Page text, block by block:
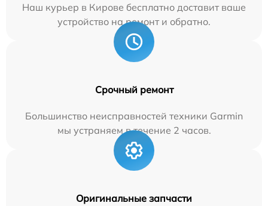
Наш курьер в Кирове бесплатно доставит ваше
устройство на ремонт и обратно.
Срочный ремонт
Большинство неисправностей техники Garmin
мы устраняем в течение 2 часов.
Оригинальные запчасти